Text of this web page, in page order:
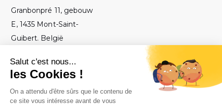
Granbonpré 11, gebouw
E, 1435 Mont-Saint-
Guibert. België
2019 Torrefactory Met ♥ gebrand in